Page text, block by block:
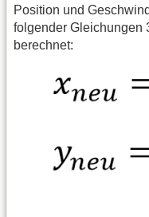
Position und
folgender Gleichungen
berechnet: